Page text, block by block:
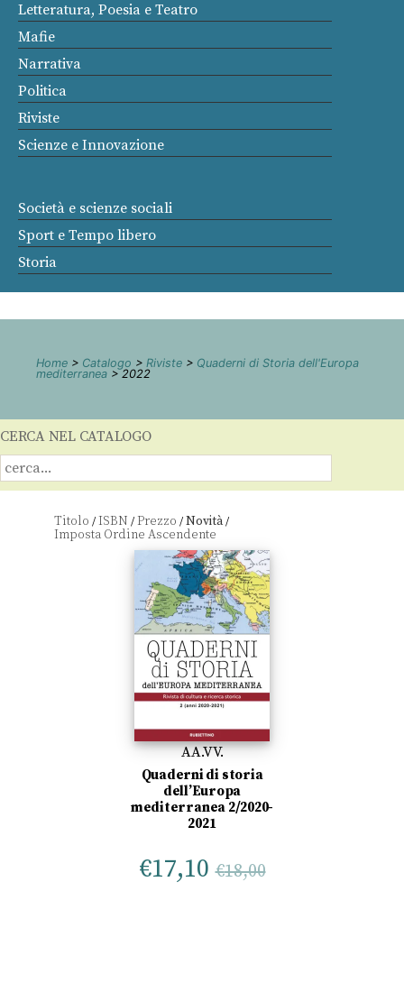
Letteratura, Poesia e Teatro
Mafie
Narrativa
Politica
Riviste
Scienze e Innovazione
Società e scienze sociali
Sport e Tempo libero
Storia
Home > Catalogo > Riviste > Quaderni di Storia dell'Europa
mediterranea > 2022
CERCA NEL CATALOGO
Titolo /ISBN /Prezzo /Novità/
AA.VV.
Quaderni di storia
dell’Europa
mediterranea 2/2020-
2021
€17,10 €18,00